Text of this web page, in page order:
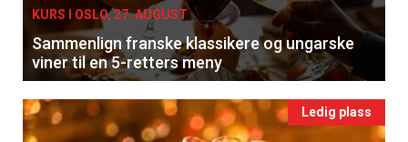
KURS I OSLO, 27. AUGUST
Sammenlign franske klassikere og ungarske
viner til en 5-retters meny
Ledig plass